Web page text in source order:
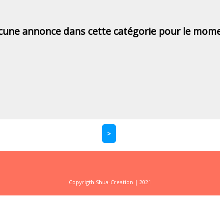
annonce dans cette catégorie pour le
>
Copyrigth Shua-Creation | 2021